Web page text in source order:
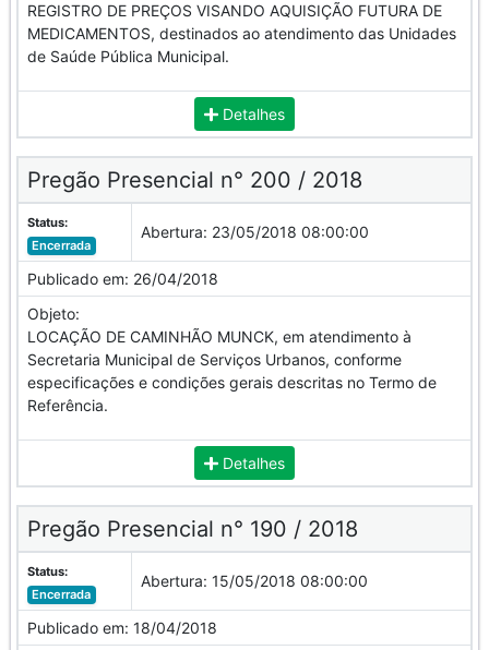
REGISTRO DE PREÇOS VISANDO AQUISIÇÃO FUTURA DE
MEDICAMENTOS, destinados ao atendimento das Unidades
de Saúde Pública Municipal.
Detalhes
Pregão Presencial n° 200 / 2018
Status:
Encerrada
Abertura: 23/05/2018 08:00:00
Publicado em: 26/04/2018
Objeto:
LOCAÇÃO DE CAMINHÃO MUNCK, em atendimento à
Secretaria Municipal de Serviços Urbanos, conforme
especificações e condições gerais descritas no Termo de
Referência.
Detalhes
Pregão Presencial n° 190 / 2018
Status:
Encerrada
Abertura: 15/05/2018 08:00:00
Publicado em: 18/04/2018